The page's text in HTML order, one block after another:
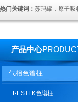
热门关键词： 苏玛罐，原子吸
产品中心
气相色谱柱
RESTEK色谱柱